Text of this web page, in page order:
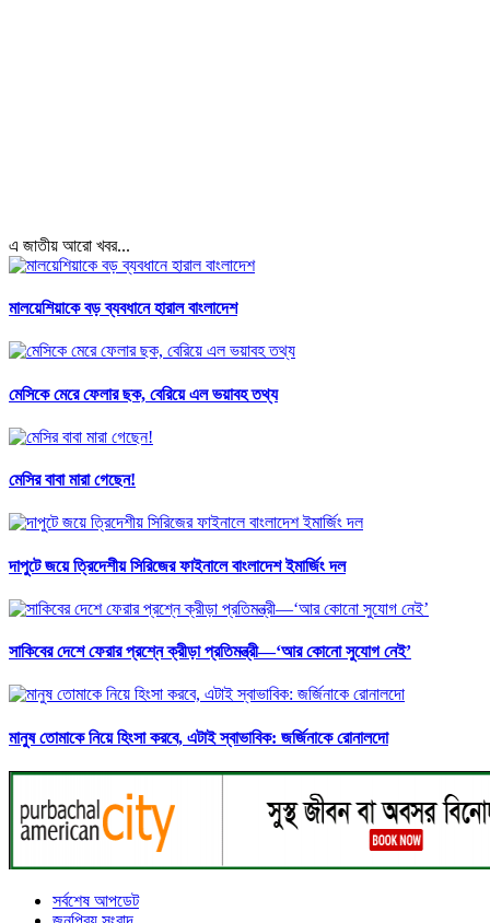
এ জাতীয় আরো খবর...
মালয়েশিয়াকে বড় ব্যবধানে হারাল বাংলাদেশ
মেসিকে মেরে ফেলার ছক, বেরিয়ে এল ভয়াবহ তথ্য
মেসির বাবা মারা গেছেন!
দাপুটে জয়ে ত্রিদেশীয় সিরিজের ফাইনালে বাংলাদেশ ইমার্জিং দল
সাকিবের দেশে ফেরার প্রশ্নে ক্রীড়া প্রতিমন্ত্রী—‘আর কোনো সুযোগ নেই’
মানুষ তোমাকে নিয়ে হিংসা করবে, এটাই স্বাভাবিক: জর্জিনাকে রোনালদো
সর্বশেষ আপডেট